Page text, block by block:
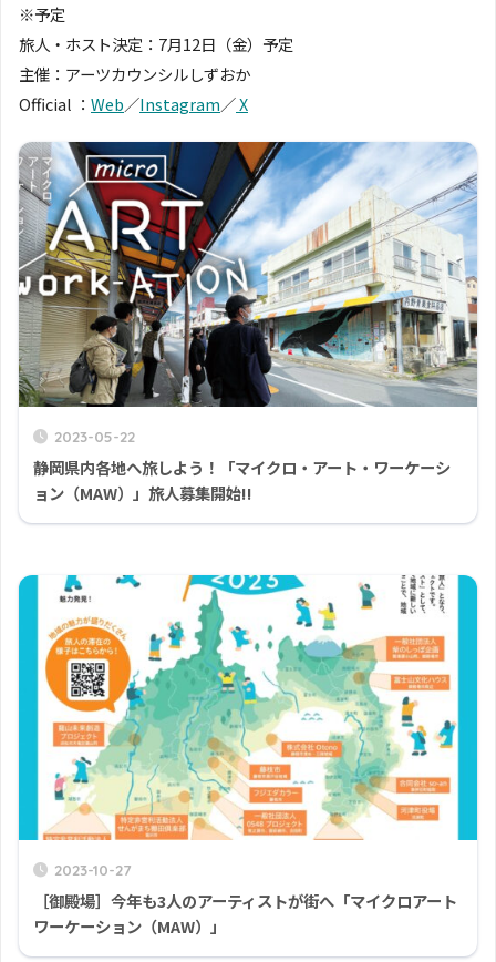
※予定
旅人・ホスト決定：7月12日（金）予定
主催：アーツカウンシルしずおか
Official ： Web／Instagram／X
2023-05-22
静岡県内各地へ旅しよう！「マイクロ・アート・ワーケーシ
ョン（MAW）」旅人募集開始!!
2023-10-27
［御殿場］今年も3人のアーティストが街へ「マイクロアート
ワーケーション（MAW）」